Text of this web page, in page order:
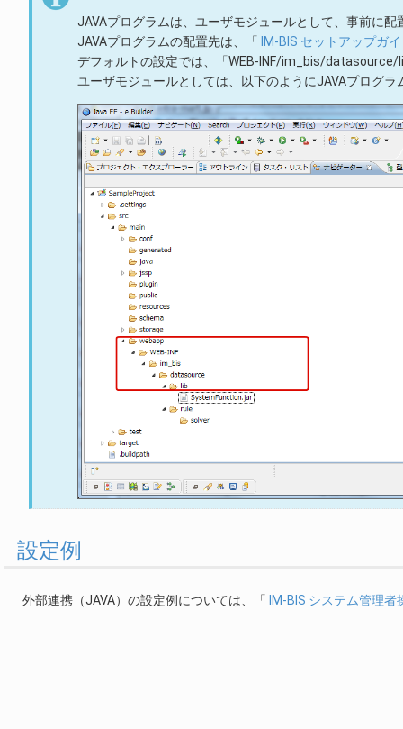
JAVAプログラムは、ユーザモジュールとして、事前に配
JAVAプログラムの配置先は、「
IM-BIS セットアップガ
デフォルトの設定では、「WEB-INF/im_bis/datasource/
ユーザモジュールとしては、以下のようにJAVAプログラ
設定例
外部連携（JAVA）の設定例については、「 IM-BIS システム管理者